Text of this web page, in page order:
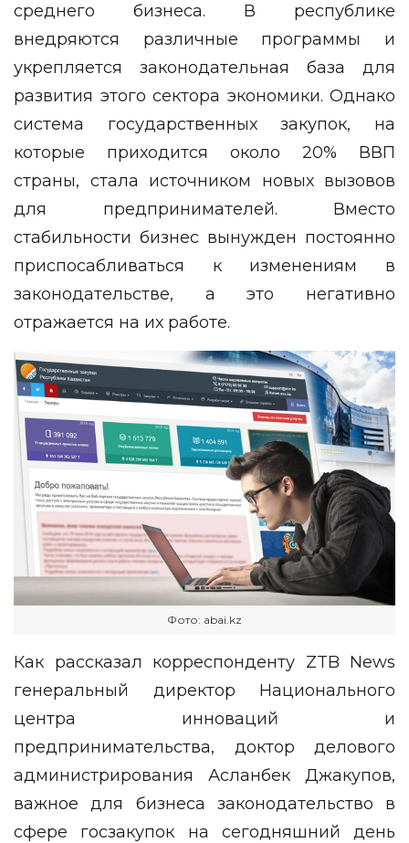
среднего бизнеса. В республике
внедряются различные программы и
укрепляется законодательная база для
развития этого сектора экономики. Однако
система государственных закупок, на
которые приходится около 20% ВВП
страны, стала источником новых вызовов
для предпринимателей. Вместо
стабильности бизнес вынужден постоянно
приспосабливаться к изменениям в
законодательстве, а это негативно
отражается на их работе.
Фото: abai.kz
Как рассказал корреспонденту ZTB News
генеральный директор Национального
центра инноваций и
предпринимательства, доктор делового
администрирования Асланбек Джакупов,
важное для бизнеса законодательство в
сфере госзакупок на сегодняшний день